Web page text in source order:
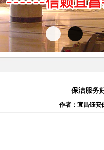
保洁服务
作者：宜昌钰安